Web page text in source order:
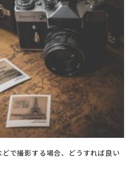
で撮影する場合、どうすれば良い